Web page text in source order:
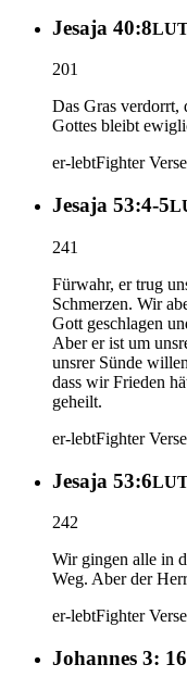
Jesaja 40:8
201
Das Gras verdorrt,
Gottes bleibt
er-lebtFighter
Jesaja 53:4-5
241
Fürwahr, er trug
Schmerzen. Wir
Gott geschlagen
Aber er ist um
unsrer Sünde
dass wir Frieden
geheilt.
er-lebtFighter
Jesaja 53:6
242
Wir gingen alle in
Weg. Aber der
er-lebtFighter
Johannes 3: